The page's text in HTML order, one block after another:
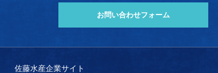
お問い合わせフォーム
佐藤水産企業サイト